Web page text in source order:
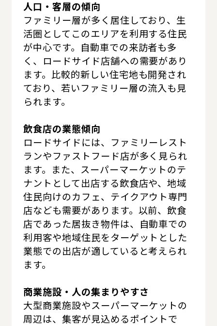
人口・客層の傾向
ファミリー層が多く居住しており、生
活圏としてこのエリアを利用する住民
が中心です。自動車での来訪者も多
く、ロードサイド店舗への需要があり
ます。比較的新しい住宅地も開発され
ており、若いファミリー層の流入も見
られます。
飲食店の業態傾向
ロードサイドには、ファミリーレスト
ランやファストフード店が多く見られ
ます。また、スーパーマーケットのテ
ナントとして出店する飲食店や、地域
住民向けのカフェ、テイクアウト専門
店なども需要があります。以前、飲食
店であった居抜き物件は、自動車での
利用客や地域住民をターゲットとした
業態での出店が適していると考えられ
ます。
商業施設・人の集まりやすさ
大型商業施設やスーパーマーケットの
周辺は、集客が見込めるポイントで